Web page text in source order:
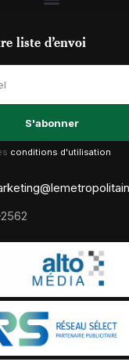
liste d’envoi
conditions d'utilisation